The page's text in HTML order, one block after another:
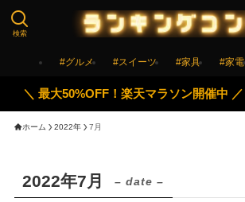
検索
#グルメ #スイーツ #家具 #家電
＼ 最大50%OFF！楽天マラソン開催中 ／
ホーム 2022年 7月
2022年7月 – date –